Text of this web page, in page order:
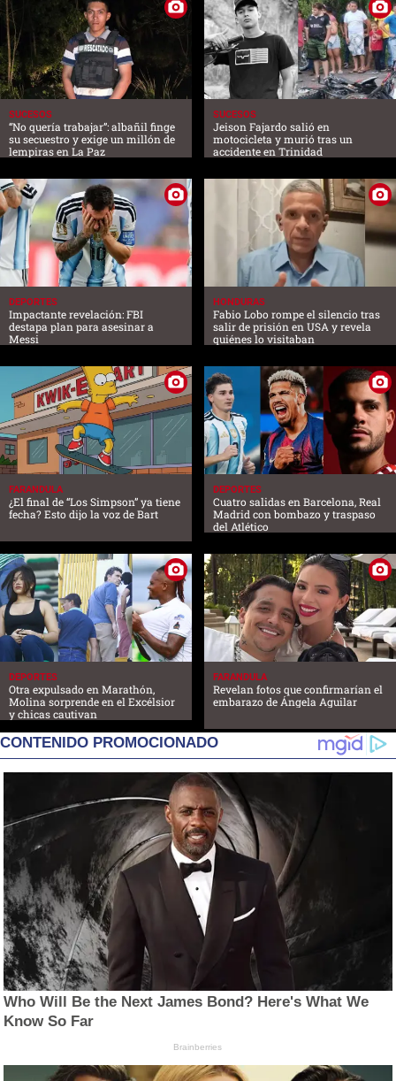
SUCESOS
“No quería trabajar”: albañil finge
su secuestro y exige un millón de
lempiras en La Paz
SUCESOS
Jeison Fajardo salió en
motocicleta y murió tras un
accidente en Trinidad
DEPORTES
Impactante revelación: FBI
destapa plan para asesinar a
Messi
HONDURAS
Fabio Lobo rompe el silencio tras
salir de prisión en USA y revela
quiénes lo visitaban
FARANDULA
¿El final de “Los Simpson” ya tiene
fecha? Esto dijo la voz de Bart
DEPORTES
Cuatro salidas en Barcelona, Real
Madrid con bombazo y traspaso
del Atlético
DEPORTES
Otra expulsado en Marathón,
Molina sorprende en el Excélsior
y chicas cautivan
FARANDULA
Revelan fotos que confirmarían el
embarazo de Ángela Aguilar
CONTENIDO PROMOCIONADO
Who Will Be the Next James Bond? Here's What We
Know So Far
Brainberries